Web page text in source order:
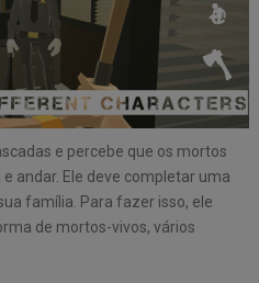
e percebe que os mortos
andar. Ele deve completar uma
família. Para fazer isso, ele
de mortos-vivos, vários